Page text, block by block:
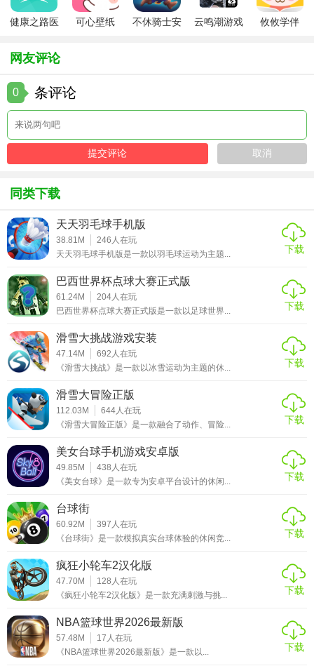
SM19足球经理以其真实的球员数据、丰富的赛事系统和深度
的战术设置赢得了广大玩家的喜爱。游戏的操作界面友好，
内容丰富多样，让玩家能够充分体验到足球经理的乐趣和挑
战。同时，游戏还提供了持续的更新和支持，确保玩家能够
享受到最新的游戏体验。无论是足球爱好者还是策略规划
者，都能在这款游戏中找到属于自己的乐趣。
健康之路医
可心壁纸
不休骑士安
云鸣潮游戏 攸攸学伴
网友评论
0 条评论
同类下载
天天羽毛球手机版
38.81M 246 人在玩
天天羽毛球手机版是一款以羽毛球运动为主题...
下载
巴西世界杯点球大赛正式版
61.24M 204人在玩
巴西世界杯点球大赛正式版是一款以足球世界...
下载
滑雪大挑战游戏安装
47.14M 692 人在玩
《滑雪大挑战》是一款以冰雪运动为主题的休...
下载
滑雪大冒险正版
112.03M 644人在玩
《滑雪大冒险正版》是一款融合了动作、冒险...
下载
美女台球手机游戏安卓版
49.85M 438 人在玩
《美女台球》是一款专为安卓平台设计的休闲...
下载
台球街
60.92M 397 人在玩
《台球街》是一款模拟真实台球体验的休闲竞...
下载
疯狂小轮车2汉化版
47.70M 128 人在玩
《疯狂小轮车2汉化版》是一款充满刺激与挑...
下载
NBA篮球世界2026最新版
57.48M 17 人在玩
《NBA篮球世界2026最新版》是一款以...
下载